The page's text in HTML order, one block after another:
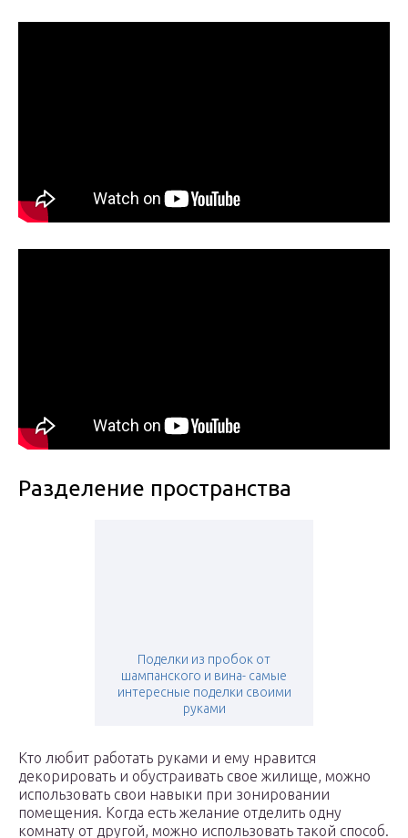
Разделение пространства
Поделки из пробок от
шампанского и вина- самые
интересные поделки своими
руками
Кто любит работать руками и ему нравится
декорировать и обустраивать свое жилище, можно
использовать свои навыки при зонировании
помещения. Когда есть желание отделить одну
комнату от другой, можно использовать такой способ.